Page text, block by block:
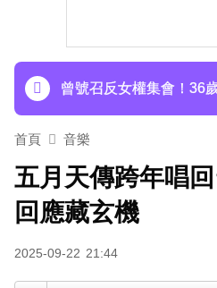
曾號召反女權集會！36
下載東森App，隨時掌握
周杰倫遭影射有私生子
首頁 音樂
五月天傳跨年唱
回應藏玄機
2025-09-22 21:44